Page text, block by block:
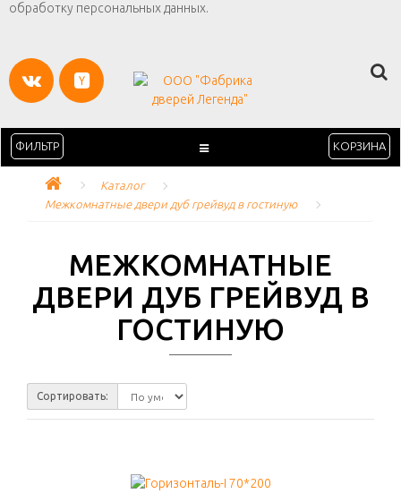
обработку персональных данных.
ФИЛЬТР КОРЗИНА
Каталог
Межкомнатные двери дуб грейвуд в гостиную
МЕЖКОМНАТНЫЕ
ДВЕРИ ДУБ ГРЕЙВУД В
ГОСТИНУЮ
Сортировать: